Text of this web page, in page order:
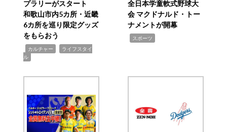
プラリーがスタート
和歌山市内5カ所・近畿
6カ所を巡り限定グッズ
をもらおう
カルチャー
ライフスタイ
ル
全日本学童軟式野球大
会 マクドナルド・トー
ナメントが開幕
スポーツ